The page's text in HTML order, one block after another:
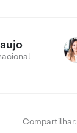
Compartilhar: